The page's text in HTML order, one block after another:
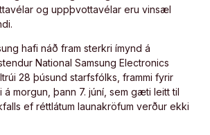
og uppþvottavélar eru vinsæl
hafi náð fram sterkri ímynd á
National Samsung Electronics
28 þúsund starfsfólks, frammi fyrir
morgun, þann 7. júní, sem gæti leitt til
ef réttlátum launakröfum verður ekki